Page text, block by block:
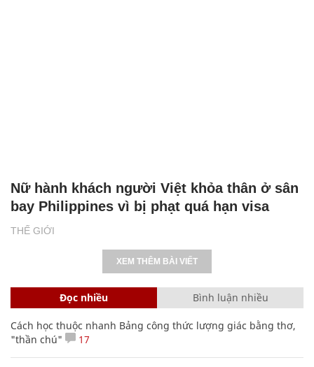
THẾ GIỚI
Nữ hành khách người Việt khỏa thân ở sân
bay Philippines vì bị phạt quá hạn visa
XEM THÊM BÀI VIẾT
Đọc nhiều Bình luận nhiều
Cách học thuộc nhanh Bảng công thức lượng giác bằng thơ,
"thần chú"
17